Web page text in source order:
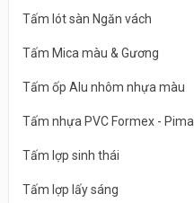
Tấm lót sàn Ngăn vách
Tấm Mica màu & Gương
Tấm ốp Alu nhôm nhựa màu
Tấm nhựa PVC Formex - Pima
Tấm lợp sinh thái
Tấm lợp lấy sáng